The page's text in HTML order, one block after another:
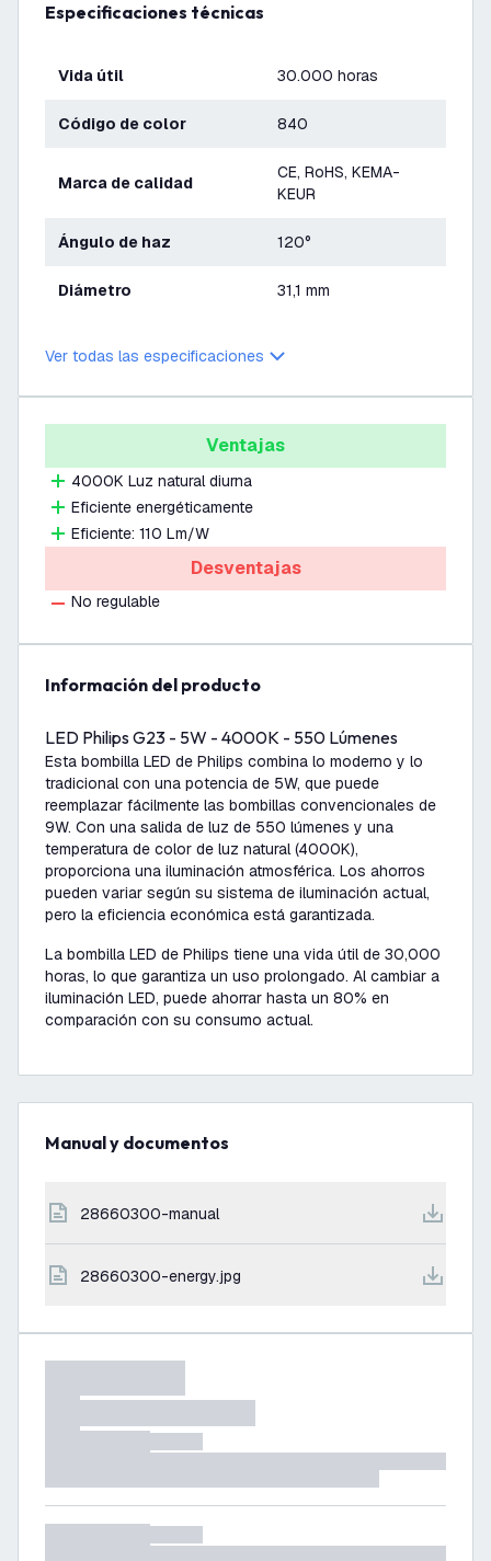
Especificaciones técnicas
Vida útil 30.000 horas
Código de color 840
Marca de calidad
CE, RoHS, KEMA-
KEUR
Ángulo de haz 120°
Diámetro 31,1 mm
Ver todas las especificaciones
Ventajas
4000K Luz natural diurna
Eficiente energéticamente
Eficiente: 110 Lm/W
Desventajas
No regulable
información del producto
LED Philips G23 - 5W - 4000K - 550 Lúmenes
Esta bombilla LED de Philips combina lo moderno y lo
tradicional con una potencia de 5W, que puede
reemplazar fácilmente las bombillas convencionales de
9W. Con una salida de luz de 550 lúmenes y una
temperatura de color de luz natural (4000K),
proporciona una iluminación atmosférica. Los ahorros
pueden variar según su sistema de iluminación actual,
pero la eficiencia económica está garantizada.
La bombilla LED de Philips tiene una vida útil de 30,000
horas, lo que garantiza un uso prolongado. Al cambiar a
iluminación LED, puede ahorrar hasta un 80% en
comparación con su consumo actual.
Manual y documentos
28660300-manual
28660300-energy.jpg